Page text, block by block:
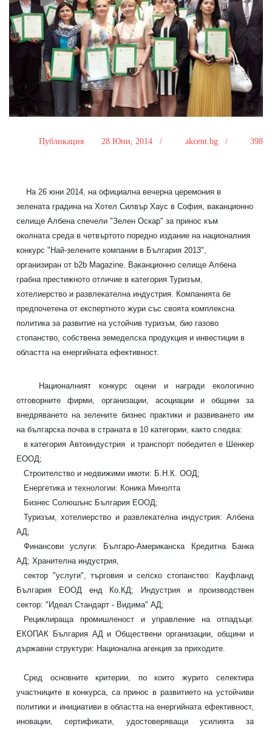
Публикация 28 Юни, 2014 / akcent.bg / 398
На 26 юни 2014, на официална вечерна церемония в
зелената градина на Хотел Силвър Хаус в София, ваканционно
селище Албена спечели "Зелен Оскар" за принос към
околната среда в четвъртото поредно издание на националния
конкурс "Най-зелените компании в България 2013",
организиран от b2b Magazine. Ваканционно селище Албена
грабна престижното отличие в категория Туризъм,
хотелиерство и развлекателна индустрия. Компанията бе
предпочетена от експертното жури със своята комплексна
политика за развитие на устойчив туризъм, био газово
стопанство, собствена земеделска продукция и инвестиции в
областта на енергийната ефективност.
Националният конкурс оцени и награди екологично
отговорните
фирми, организации, асоциации и общини за
внедряването на зелените бизнес практики и развиването им
на българска почва в страната в 10 категории, както следва:
в категория Автоиндустрия и транспорт победител е Шенкер
ЕООД;
Строителство и недвижими имоти: Б.Н.К. ООД;
Енергетика и технологии: Коника Минолта
Бизнес Солюшънс България ЕООД;
Туризъм, хотелиерство и развлекателна индустрия: Албена
АД;
Финансови услуги: Българо-Американска
Кредитна Банка
АД; Хранителна индустрия,
сектор "услуги", търговия и селско стопанство: Кауфланд
България ЕООД енд Ко.КД; Индустрия и производствен
сектор: "Идеал Стандарт - Видима" АД;
Рециклираща промишленост и управлениe
на отпадъци:
ЕКОПАК България АД и Обществени организации, общини и
държавни структури: Национална агенция за приходите.
Сред основните критерии, по които журито селектира
участниците в конкурса, са принос в развитието на устойчиви
политики и инициативи в областта на енергийната ефективност,
иновации, сертификати,
удостоверяващи усилията за